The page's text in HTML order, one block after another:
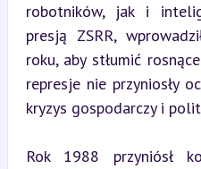
robotników, jak i
presją ZSRR,
roku, aby stłumić
represje nie przyniosły
kryzys gospodarczy i
Rok 1988 przyniósł